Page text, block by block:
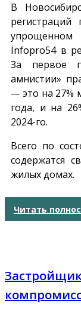
В
Infopro54в
За первое
амнистии»
— это на 27%
года, и на
2024-го.
Всего по
содержатся
жилых домах.
Читать